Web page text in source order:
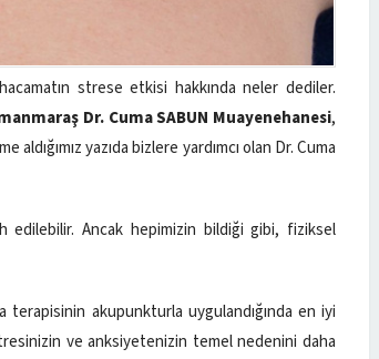
strese etkisi hakkında neler dediler.
Dr. Cuma SABUN Muayenehanesi,
yazıda bizlere yardımcı olan Dr. Cuma
Ancak hepimizin bildiği gibi, fiziksel
terapisinin akupunkturla uygulandığında en iyi
ve anksiyetenizin temel nedenini daha